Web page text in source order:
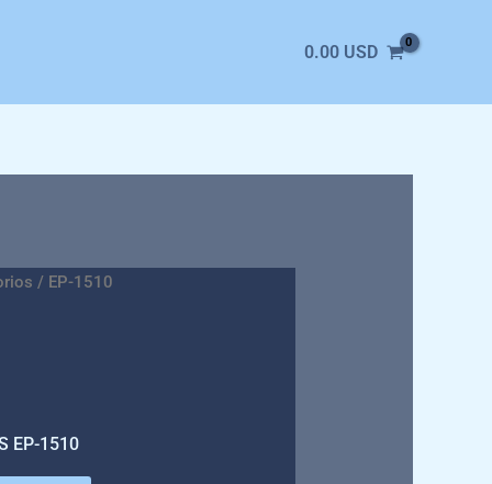
0.00 USD
/ EP-1510
EP-1510